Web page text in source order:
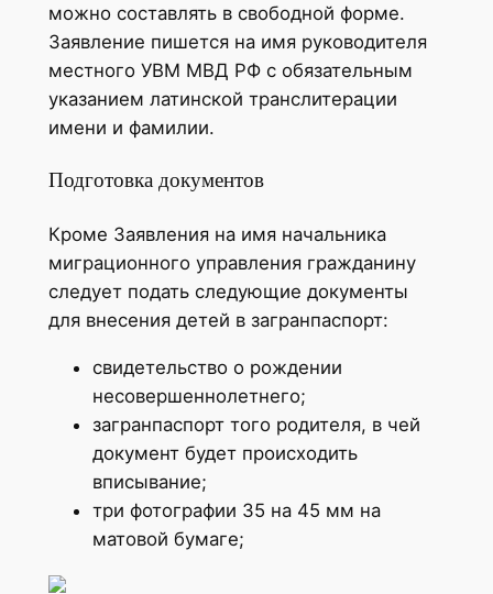
можно составлять в свободной форме.
Заявление пишется на имя руководителя
местного УВМ МВД РФ с обязательным
указанием латинской транслитерации
имени и фамилии.
Подготовка документов
Кроме Заявления на имя начальника
миграционного управления гражданину
следует подать следующие документы
для внесения детей в загранпаспорт:
свидетельство о рождении
несовершеннолетнего;
загранпаспорт того родителя, в чей
документ будет происходить
вписывание;
три фотографии 35 на 45 мм на
матовой бумаге;